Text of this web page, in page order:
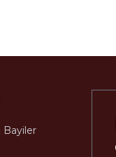
Bayiler